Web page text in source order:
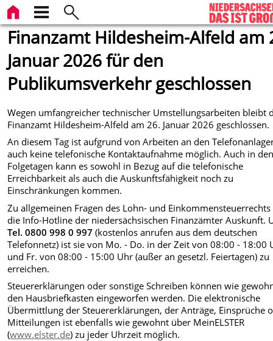
Finanzamt Hildesheim-Alfeld am
Januar 2026 für den
Publikumsverkehr geschlossen
Wegen umfangreicher technischer Umstellungsarbeiten bleibt
Finanzamt Hildesheim-Alfeld am 26. Januar 2026 geschlossen.
An diesem Tag ist aufgrund von Arbeiten an den
auch keine telefonische Kontaktaufnahme möglich. Auch in
Folgetagen kann es sowohl in Bezug auf die telefonische
Erreichbarkeit als auch die Auskunftsfähigkeit noch zu
Einschränkungen kommen.
Zu allgemeinen Fragen des Lohn- und
die Info-Hotline der niedersächsischen Finanzämter Auskunft.
Tel. 0800 998 0 997 (kostenlos anrufen aus dem deutschen
Telefonnetz) ist sie von Mo. - Do. in der Zeit von 08:00 - 18:00
und Fr. von 08:00 - 15:00 Uhr (außer an gesetzl. Feiertagen) zu
erreichen.
Steuererklärungen oder sonstige Schreiben können wie
den Hausbriefkasten eingeworfen werden. Die elektronische
Übermittlung der Steuererklärungen, der Anträge, Einsprüche
Mitteilungen ist ebenfalls wie gewohnt über MeinELSTER
(www.elster.de) zu jeder Uhrzeit möglich.